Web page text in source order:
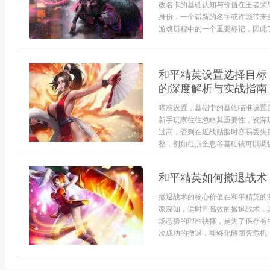
改名卡的基础认知与价值在王者
身份，一个崭新的名字或许能带
游戏历程中的一个重要标记，因此
和平精英设置选择目
的深度解析与实战指南
瞄准设置，基础中的基础瞄准设
新手玩家往往忽略其重要性，资
过高，否则在近战贴脸时容易丢
整，例如红点全息等基础镜可以
和平精英如何撤退战
撤退战术的核心价值在和平精英
家深知，适时且高效的撤退战术
场态势的理性抉择，是为了保存
次成功的撤退，能够化解团灭危